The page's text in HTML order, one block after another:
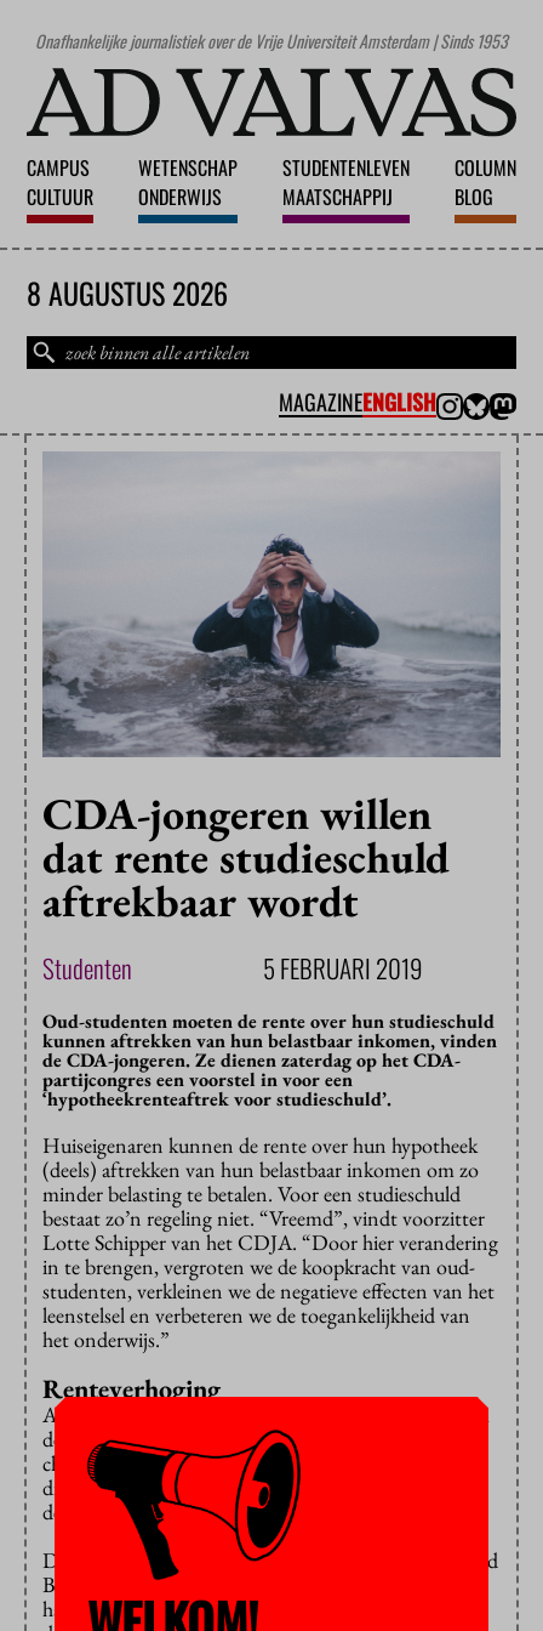
Onafhankelijke journalistiek over de Vrije Universiteit Amsterdam | Sinds 1953
CAMPUS
CULTUUR
WETENSCHAP
ONDERWIJS
STUDENTENLEVEN
MAATSCHAPPIJ
COLUMN
BLOG
8 AUGUSTUS 2026
MAGAZINEENGLISH
CDA-jongeren willen
dat rente studieschuld
aftrekbaar wordt
Studenten 5 FEBRUARI 2019
Oud-studenten moeten de rente over hun studieschuld
kunnen aftrekken van hun belastbaar inkomen, vinden
de CDA-jongeren. Ze dienen zaterdag op het CDA-
partijcongres een voorstel in voor een
‘hypotheekrenteaftrek voor studieschuld’.
Huiseigenaren kunnen de rente over hun hypotheek
(deels) aftrekken van hun belastbaar inkomen om zo
minder belasting te betalen. Voor een studieschuld
bestaat zo’n regeling niet. “Vreemd”, vindt voorzitter
Lotte Schipper van het CDJA. “Door hier verandering
in te brengen, vergroten we de koopkracht van oud-
studenten, verkleinen we de negatieve effecten van het
leenstelsel en verbeteren we de toegankelijkheid van
het onderwijs.”
Renteverhoging
Aanleiding voor het voorstel is het kabinetsbesluit om
de rente op studieschuld teverhogen
christendemocraten waren daar fel op tegen en
dienden op het vorige partijcongres een motie in om
de verhoging te voorkomen.
De motie werdaangenomen
, maar partijleider Sybrand
Buma legde de wens van de partij naast zich neer. Hij
had anders het regeerakkoord moeten openbreken en